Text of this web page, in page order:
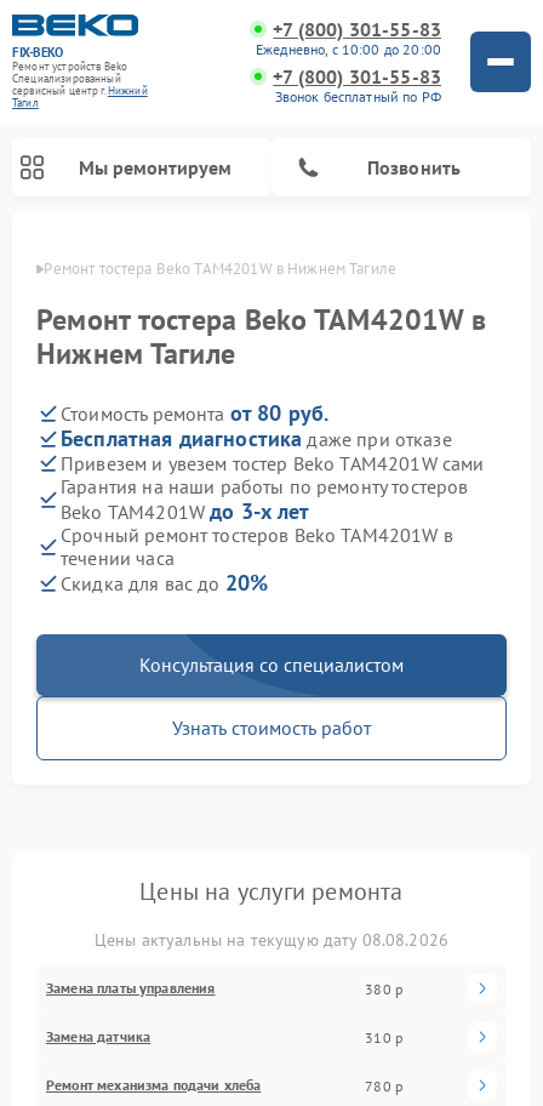
FIX-BEKO
Ремонт устройств Beko
Специализированный
cервисный центр г.Нижний
Тагил
+7 (800) 301-55-83
Ежедневно, с 10:00 до 20:00
+7 (800) 301-55-83
Звонок бесплатный по РФ
Мы ремонтируем Позвонить
Ремонт тостера Beko TAM4201W в Нижнем Тагиле
Ремонт тостера Beko TAM4201W в
Нижнем Тагиле
Стоимость ремонта от 80 руб.
Бесплатная диагностика даже при отказе
Привезем и увезем тостер Beko TAM4201W сами
Гарантия на наши работы по ремонту тостеров
Beko TAM4201Wдо 3-х лет
Срочный ремонт тостеров Beko TAM4201W в
течении часа
Скидка для вас до 20%
Консультация со специалистом
Узнать стоимость работ
Цены на услуги ремонта
Цены актуальны на текущую дату 08.08.2026
Замена платы управления 380 р
Замена датчика 310 р
Ремонт механизма подачи хлеба 780 р